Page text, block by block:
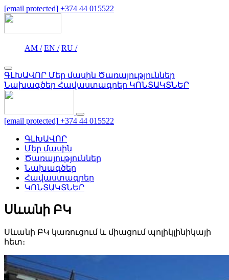
[email protected] +374 44 015522
AM / EN / RU /
ԳԼԽԱՎՈՐ Մեր մասին Ծառայություններ
Նախագծեր Հավաստագրեր ԿՈՆՏԱԿՏՆԵՐ
[email protected] +374 44 015522
ԳԼԽԱՎՈՐ
Մեր մասին
Ծառայություններ
Նախագծեր
Հավաստագրեր
ԿՈՆՏԱԿՏՆԵՐ
Սևանի ԲԿ
Սևանի ԲԿ կառուցում և միացում պոլիկլինիկայի
հետ։